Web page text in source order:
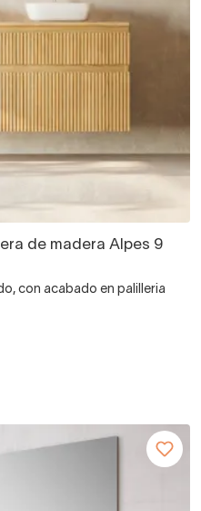
de madera Alpes 9
con acabado en palilleria